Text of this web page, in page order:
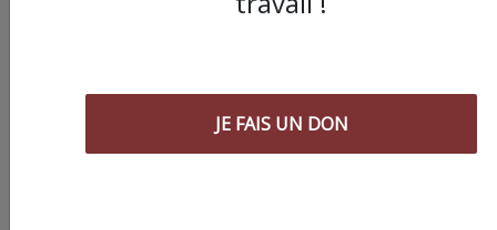
JE FAIS UN DON